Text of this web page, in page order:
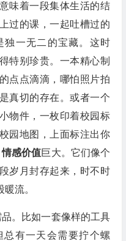
味着一段集体生活的结
过的课，一起吐槽过的
独一无二的宝藏。这时
特别珍贵。一本精心制
点点滴滴，哪怕照片拍
真切的存在。或者一个
物件，一枚印着校园标
园地图，上面标注出你
情感价值巨大。它们像个
岁月封存起来，时不时
流。
品。比如一套像样的工具
有一天会需要拧个螺